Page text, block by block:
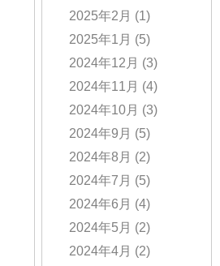
2025年2月 (1)
2025年1月 (5)
2024年12月 (3)
2024年11月 (4)
2024年10月 (3)
2024年9月 (5)
2024年8月 (2)
2024年7月 (5)
2024年6月 (4)
2024年5月 (2)
2024年4月 (2)